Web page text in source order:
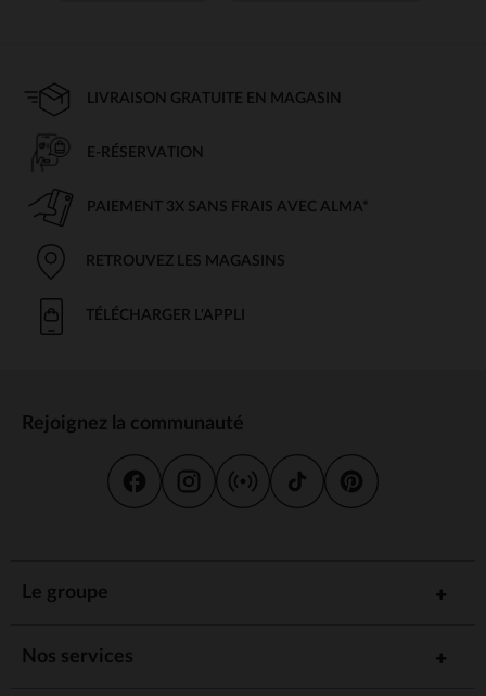
LIVRAISON GRATUITE EN MAGASIN
E-RÉSERVATION
PAIEMENT 3X SANS FRAIS AVEC ALMA*
RETROUVEZ LES MAGASINS
TÉLÉCHARGER L'APPLI
Rejoignez la communauté
Le groupe
Nos services